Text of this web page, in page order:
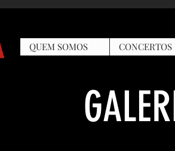
QUEM SOMOS CONCERTOS